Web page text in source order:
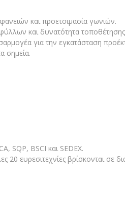
και προετοιμασία γωνιών.
και δυνατότητα
για την εγκατάσταση
σημεία.
SQP, BSCI και SEDEX.
ευρεσιτεχνίες βρίσκονται σε